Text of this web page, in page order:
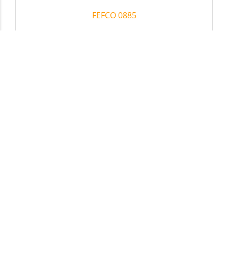
FEFCO 0885